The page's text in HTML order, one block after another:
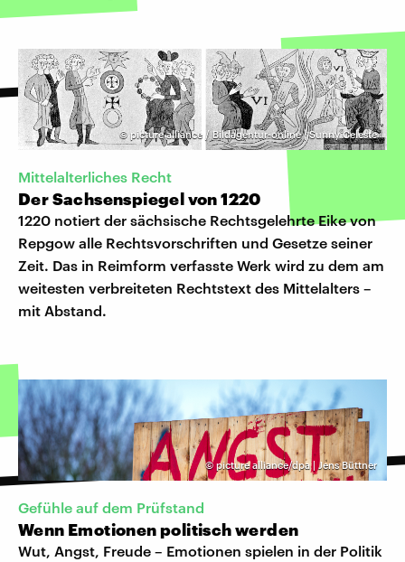
©picture alliance / Bildagentur-online | Sunny Celeste
Mittelalterliches Recht
Der Sachsenspiegel von 1220
1220 notiert der sächsische Rechtsgelehrte Eike von
Repgow alle Rechtsvorschriften und Gesetze seiner
Zeit. Das in Reimform verfasste Werk wird zu dem am
weitesten verbreiteten Rechtstext des Mittelalters –
mit Abstand.
©picture alliance/dpa | Jens Büttner
Gefühle auf dem Prüfstand
Wenn Emotionen politisch werden
Wut, Angst, Freude – Emotionen spielen in der Politik